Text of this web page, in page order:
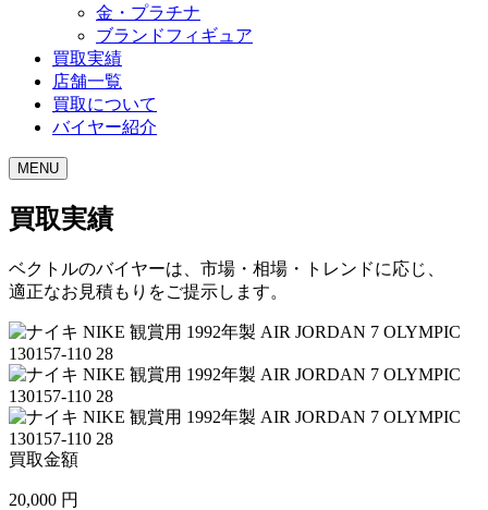
金・プラチナ
ブランドフィギュア
買取実績
店舗一覧
買取について
バイヤー紹介
MENU
買取実績
ベクトルのバイヤーは、市場・相場・トレンドに応じ、
適正なお見積もりをご提示します。
買取金額
20,000 円